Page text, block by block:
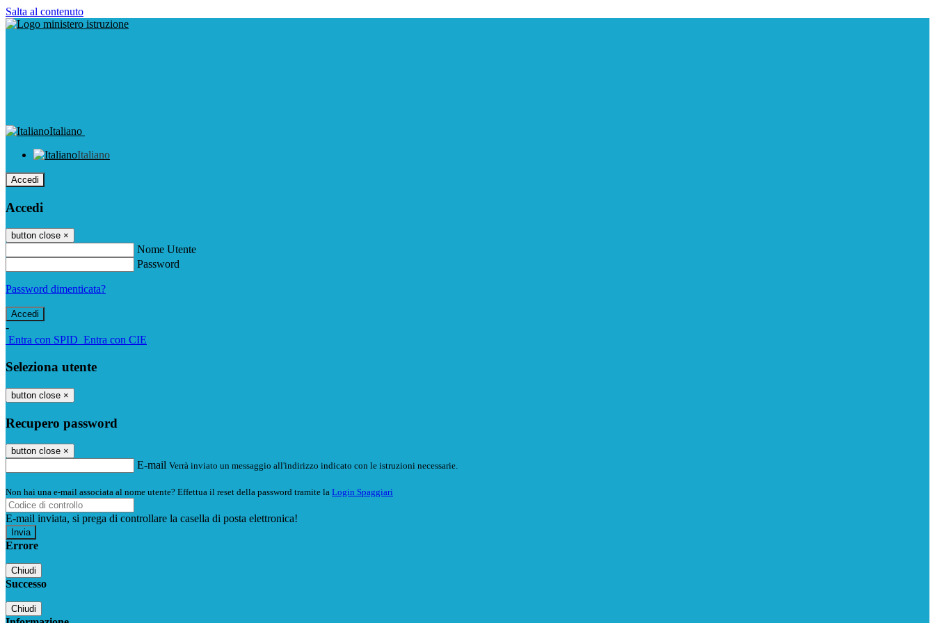
Salta al contenuto
Italiano
Italiano
Accedi
Accedi
button close ×
Nome Utente
Password
Password dimenticata?
-
Entra con SPID Entra con CIE
Seleziona utente
button close ×
Recupero password
button close ×
E-mail Verrà inviato un messaggio all'indirizzo indicato con le istruzioni necessarie.
Non hai una e-mail associata al nome utente? Effettua il reset della password tramite la Login Spaggiari
E-mail inviata, si prega di controllare la casella di posta elettronica!
Errore
Chiudi
Successo
Chiudi